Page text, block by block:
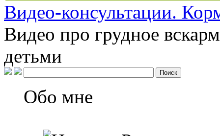
Видео-консультации.
Видео про грудное
детьми
Обо мне